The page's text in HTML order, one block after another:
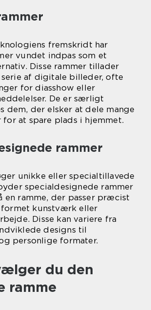
fremskridt har
vundet indpas som et
Disse rammer tillader
af digitale billeder, ofte
for diasshow eller
De er særligt
dem, der elsker at dele mange
for at spare plads i hjemmet.
rammer
unikke eller specialtillavede
specialdesignede rammer
en ramme, der passer præcist
kunstværk eller
Disse kan variere fra
designs til
personlige formater.
du den
ramme